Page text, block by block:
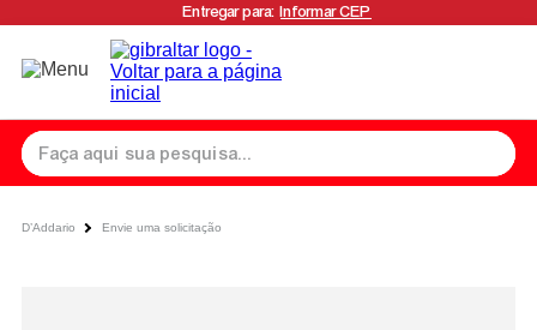
Entregar para:Informar CEP
D’Addario Envie uma solicitação